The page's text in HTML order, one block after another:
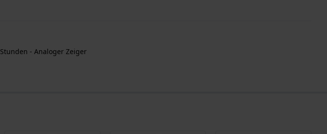
Stunden - Analoger Zeiger